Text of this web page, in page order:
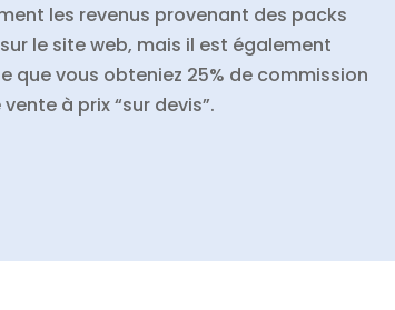
les revenus provenant des packs
le site web, mais il est également
que vous obteniez 25% de commission
vente à prix “sur devis”.